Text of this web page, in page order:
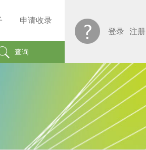
申请收录
查询
登录 注册